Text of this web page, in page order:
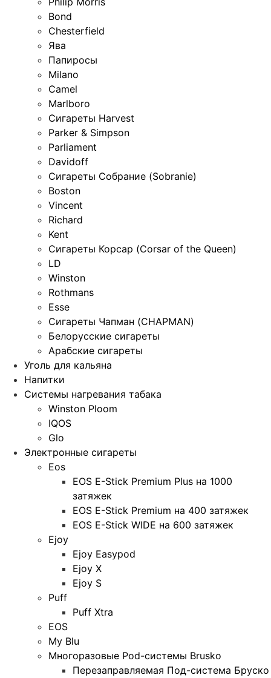
Bond
Chesterfield
Ява
Папиросы
Milano
Camel
Marlboro
Сигареты Harvest
Parker & Simpson
Parliament
Davidoff
Сигареты Собрание (Sobranie)
Boston
Vincent
Richard
Kent
Сигареты Корсар (Corsar of the Queen)
LD
Winston
Rothmans
Esse
Сигареты Чапман (CHAPMAN)
Белорусские сигареты
Арабские сигареты
Уголь для кальяна
Напитки
Системы нагревания табака
Winston Ploom
IQOS
Glo
Электронные сигареты
Eos
EOS E-Stick Premium Plus на 1000
затяжек
EOS E-Stick Premium на 400 затяжек
EOS E-Stick WIDE на 600 затяжек
Ejoy
Ejoy Easypod
Ejoy X
Ejoy S
Puff
Puff Xtra
EOS
My Blu
Многоразовые Pod-системы Brusko
Перезаправляемая Под-система Бруско